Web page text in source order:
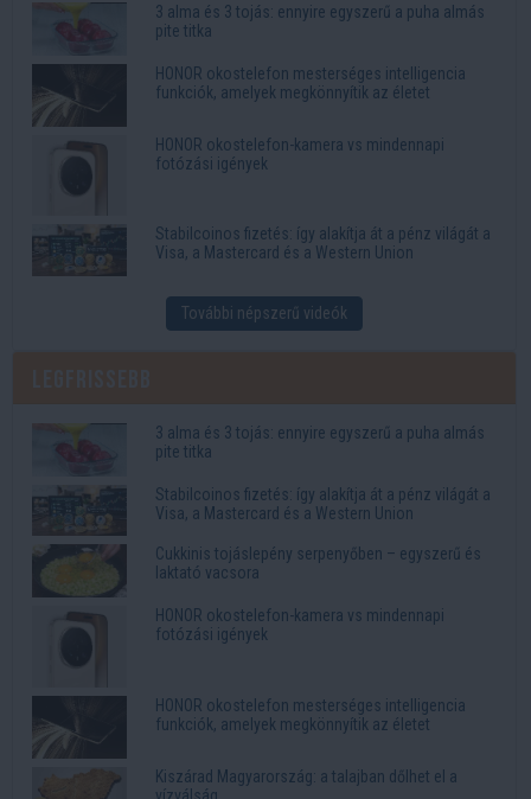
3 alma és 3 tojás: ennyire egyszerű a puha almás
pite titka
HONOR okostelefon mesterséges intelligencia
funkciók, amelyek megkönnyítik az életet
HONOR okostelefon-kamera vs mindennapi
fotózási igények
Stabilcoinos fizetés: így alakítja át a pénz világát a
Visa, a Mastercard és a Western Union
További népszerű videók
3 alma és 3 tojás: ennyire egyszerű a puha almás
pite titka
Stabilcoinos fizetés: így alakítja át a pénz világát a
Visa, a Mastercard és a Western Union
Cukkinis tojáslepény serpenyőben – egyszerű és
laktató vacsora
HONOR okostelefon-kamera vs mindennapi
fotózási igények
HONOR okostelefon mesterséges intelligencia
funkciók, amelyek megkönnyítik az életet
Kiszárad Magyarország: a talajban dőlhet el a
vízválság